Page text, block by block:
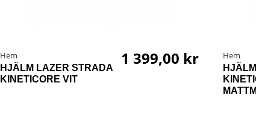
Hem
HJÄLM LAZER STRADA
KINETICORE VIT
1 399,00 kr Hem